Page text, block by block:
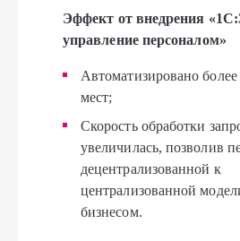
Эффект от внедрения
управление персоналом»
Автоматизировано более
мест;
Скорость обработки
увеличилась, позволив
децентрализованной к
централизованной
бизнесом.